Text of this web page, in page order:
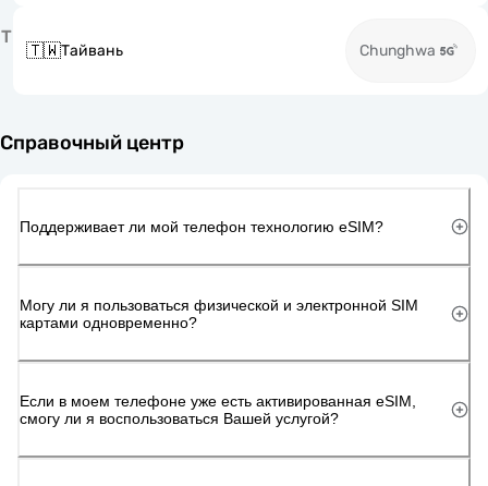
Т
🇹🇼Тайвань Chunghwa
Справочный центр
Поддерживает ли мой телефон технологию eSIM?
Могу ли я пользоваться физической и электронной SIM
картами одновременно?
Если в моем телефоне уже есть активированная eSIM,
смогу ли я воспользоваться Вашей услугой?